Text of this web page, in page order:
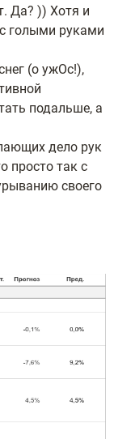
Да? )) Хотя и
голыми руками
(о ужОс!),
подальше, а
дело рук
просто так с
своего